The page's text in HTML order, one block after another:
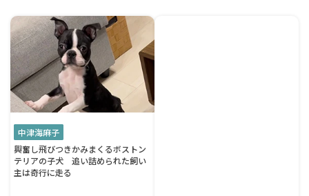
中津海麻子
興奮し飛びつきかみまくるボストン
テリアの子犬 追い詰められた飼い
主は奇行に走る